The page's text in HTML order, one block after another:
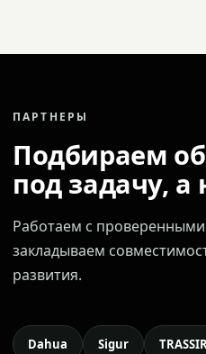
ПАРТНЕРЫ
Подбираем
под задачу, а
Работаем с
закладываем
развития.
Dahua Sigur